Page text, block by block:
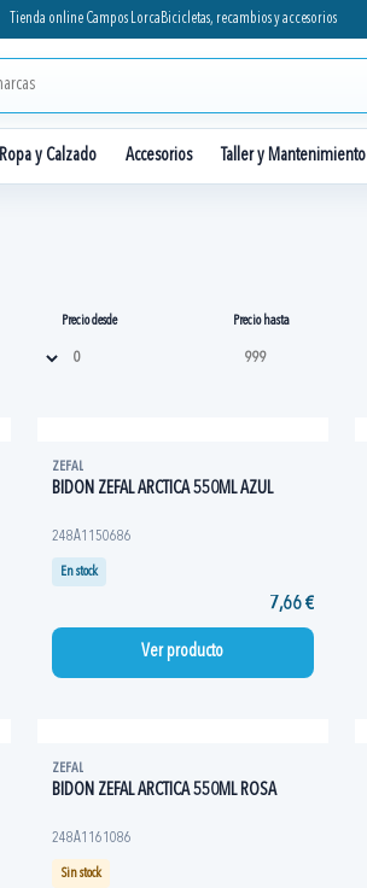
Tienda online Campos Lorca Bicicletas, recambios y accesorios
Ropa y Calzado Accesorios Taller y Mantenimiento
Precio desde Precio hasta
ZEFAL
BIDON ZEFAL ARCTICA 550ML AZUL
248A1150686
En stock
7,66 €
Ver producto
ZEFAL
BIDON ZEFAL ARCTICA 550ML ROSA
248A1161086
Sin stock